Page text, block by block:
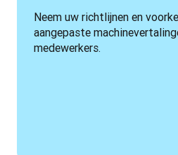
Neem uw richtlijnen en
aangepaste
medewerkers.